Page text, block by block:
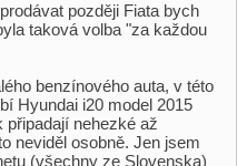
později Fiata bych
taková volba "za každou
benzínového auta, v této
Hyundai i20 model 2015
připadají nehezké až
neviděl osobně. Jen jsem
(všechny ze Slovenska)